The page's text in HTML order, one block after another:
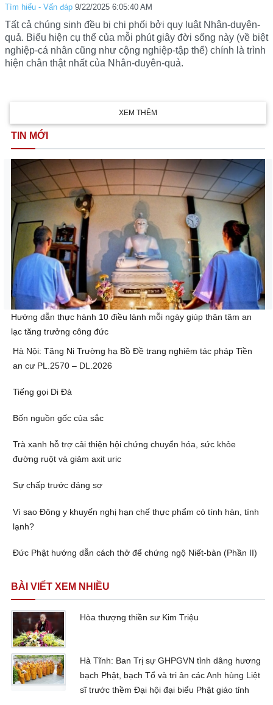
Tìm hiểu - Vấn đáp 9/22/2025 6:05:40 AM
Tất cả chúng sinh đều bị chi phối bởi quy luật Nhân-duyên-
quả. Biểu hiện cụ thể của mỗi phút giây đời sống này (về biệt
nghiệp-cá nhân cũng như cộng nghiệp-tập thể) chính là trình
hiện chân thật nhất của Nhân-duyên-quả.
XEM THÊM
TIN MỚI
Hướng dẫn thực hành 10 điều lành mỗi ngày giúp thân tâm an
lạc tăng trưởng công đức
Hà Nội: Tăng Ni Trường hạ Bồ Đề trang nghiêm tác pháp Tiền
an cư PL.2570 – DL.2026
Tiếng gọi Di Đà
Bốn nguồn gốc của sắc
Trà xanh hỗ trợ cải thiện hội chứng chuyển hóa, sức khỏe
đường ruột và giảm axit uric
Sự chấp trước đáng sợ
Vì sao Đông y khuyến nghị hạn chế thực phẩm có tính hàn, tính
lạnh?
Đức Phật hướng dẫn cách thở để chứng ngộ Niết-bàn (Phần II)
BÀI VIẾT XEM NHIỀU
Hòa thượng thiền sư Kim Triệu
Hà Tĩnh: Ban Trị sự GHPGVN tỉnh dâng hương
bạch Phật, bạch Tổ và tri ân các Anh hùng Liệt
sĩ trước thềm Đại hội đại biểu Phật giáo tỉnh